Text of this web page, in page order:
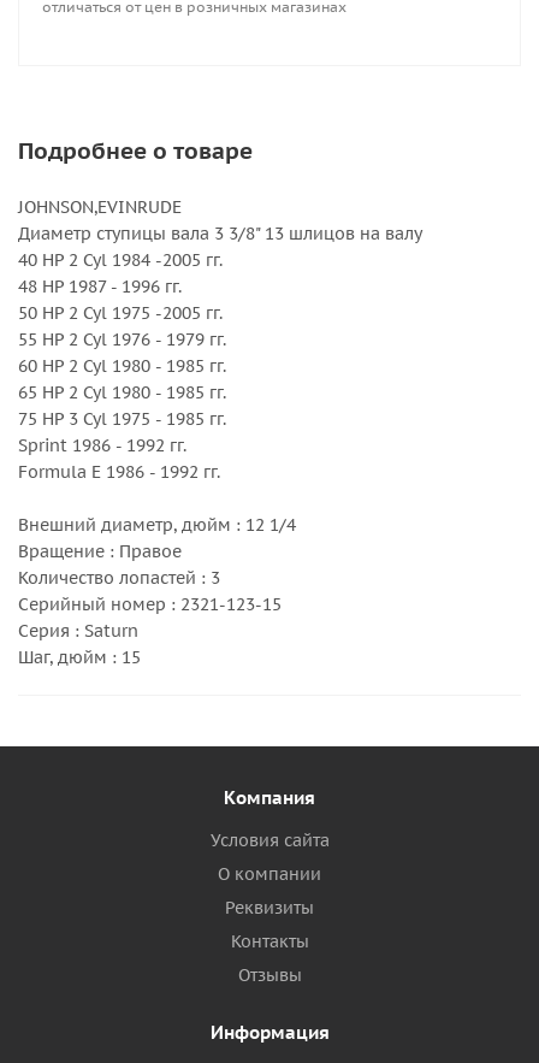
отличаться от цен в розничных магазинах
Подробнее о товаре
JOHNSON,EVINRUDE
Диаметр ступицы вала 3 3/8" 13 шлицов на валу
40 HP 2 Cyl 1984 -2005 гг.
48 HP 1987 - 1996 гг.
50 HP 2 Cyl 1975 -2005 гг.
55 HP 2 Cyl 1976 - 1979 гг.
60 HP 2 Cyl 1980 - 1985 гг.
65 HP 2 Cyl 1980 - 1985 гг.
75 HP 3 Cyl 1975 - 1985 гг.
Sprint 1986 - 1992 гг.
Formula E 1986 - 1992 гг.
Внешний диаметр, дюйм : 12 1/4
Вращение : Правое
Количество лопастей : 3
Серийный номер : 2321-123-15
Серия : Saturn
Шаг, дюйм : 15
Компания
Условия сайта
О компании
Реквизиты
Контакты
Отзывы
Информация